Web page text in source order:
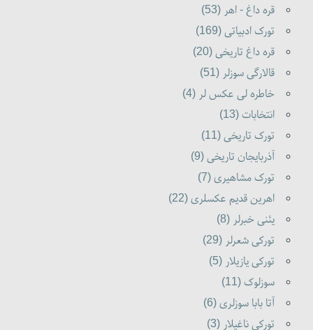
قره داغ - اهر (53)
تورک ادبیاتی (169)
قره داغ تاریخی (20)
قالارگی سوزلر (51)
خاطره لی عکس لر (4)
انتخابات (13)
تورک تاریخی (11)
آذربایجان تاریخی (9)
تورک مشاهیری (7)
اهرین قدیم عکسلری (22)
یئنی خبرلر (8)
تورکی شعرلر (29)
تورکی یازیلار (5)
سوزلوک (11)
آتا بابا سوزلری (6)
تورکی ناغیلار (3)